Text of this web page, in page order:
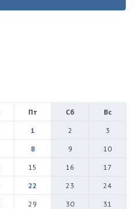
Пт Сб
Вс
1
2
3
8 9
10
15 16
17
22 23
24
29 30 31